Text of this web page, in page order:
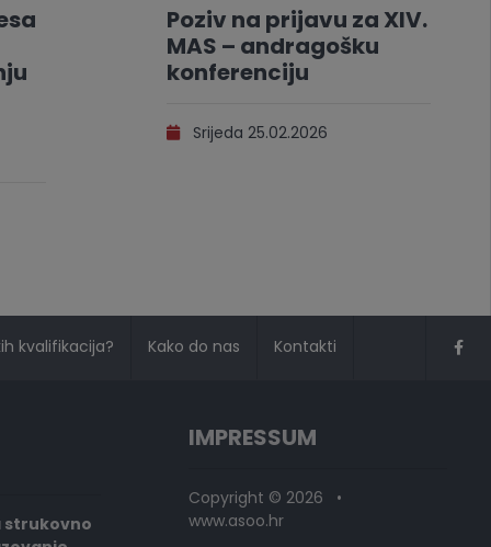
Poziv na prijavu za XIV.
MAS – andragošku
konferenciju
Srijeda 25.02.2026
kvalifikacija? Kako do nas Kontakti
strukovno
IMPRESSUM
Copyright © 2026 •
www.asoo.hr